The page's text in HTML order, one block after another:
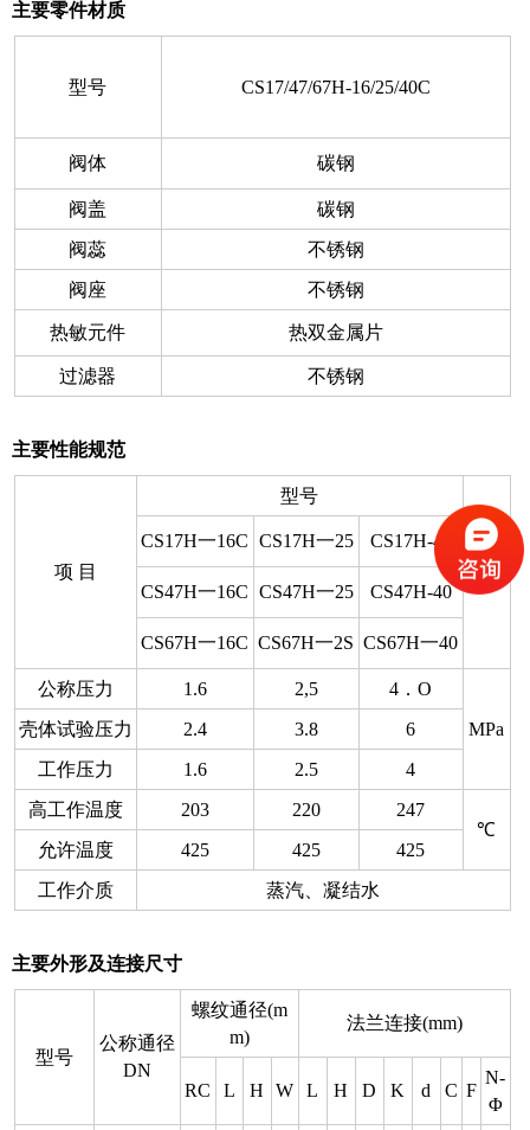
主要零件材质
型号 CS17/47/67H-16/25/40C
阀体 碳钢
阀盖
碳钢
阀蕊
不锈钢
阀座
不锈钢
热敏元件 热双金属片
过滤器 不锈钢
主要性能规范
项 目
型号
单位
CS17H一16C CS17H一25 CS17H-40
CS47H一16C CS47H一25 CS47H-40
CS67H一16C CS67H一2S CS67H一40
公称压力 1.6 2,5
4．O
MPa
壳体试验压力 2.4 3.8
6
工作压力
1.6 2.5
4
高工作温度
203 220
247
℃
允许温度
425 425
425
工作介质
蒸汽、凝结水
主要外形及连接尺寸
型号
公称通径
DN
螺纹通径(m
m)
法兰连接(mm)
RC L H W L H D K d C F
N-
Φ